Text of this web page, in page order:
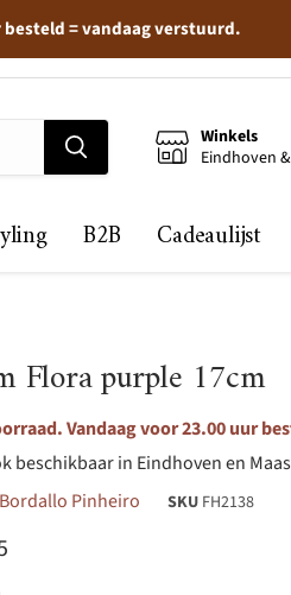
= vandaag verstuurd.
Winkels
Eindhoven
B2B Cadeaulijst
Flora purple 17cm
Vandaag voor 23.00 uur
beschikbaar in Eindhoven en
Bordallo Pinheiro SKU FH2138
prijs